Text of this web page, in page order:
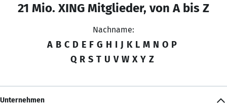
21 Mio. XING Mitglieder, von A bis Z
Nachname:
A B C D E F G H I J K L M N O P
Q R S T U V W X Y Z
Unternehmen